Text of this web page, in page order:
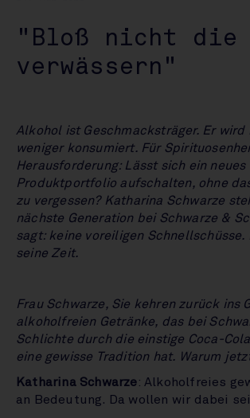
"Bloß nicht die
verwässern"
Alkohol ist Geschmacksträger. Er wird
weniger konsumiert. Für
Herausforderung: Lässt sich ein neues
Produktportfolio aufschalten, ohne
zu vergessen? Katharina Schwarze
nächste Generation bei Schwarze &
sagt: keine voreiligen
seine Zeit.
Frau Schwarze, Sie kehren zurück ins
alkoholfreien Getränke, das bei
Schlichte durch die einstige Coca-
eine gewisse Tradition hat. Warum
Katharina Schwarze: Alkoholfreies
an Bedeutung. Da wollen wir dabei